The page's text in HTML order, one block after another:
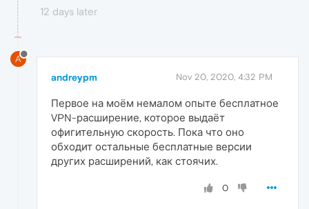
12 days later
A
andreypm Nov 20, 2020, 4:32 PM
Первое на моём немалом опыте бесплатное
VPN-расширение, которое выдаёт
офигительную скорость. Пока что оно
обходит остальные бесплатные версии
других расширений, как стоячих.
0